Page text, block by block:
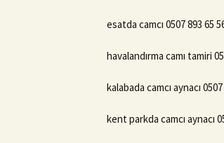
esatda camcı 0507 893 65
havalandırma camı tamiri
kalabada camcı aynacı
kent parkda camcı aynacı